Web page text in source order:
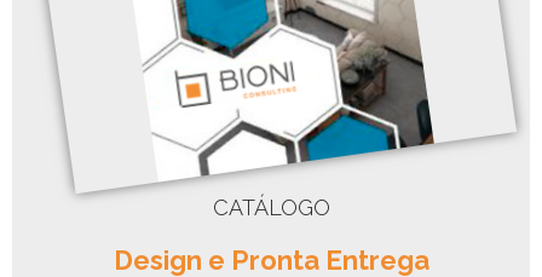
CATÁLOGO
Design e Pronta Entrega